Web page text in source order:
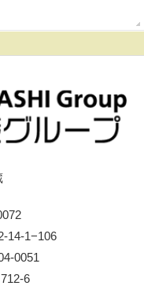
14-1−106
0051
6